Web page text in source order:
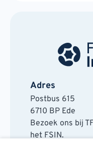
Adres
Postbus 615
6710 BP Ede
Bezoek ons bij
het FSIN.